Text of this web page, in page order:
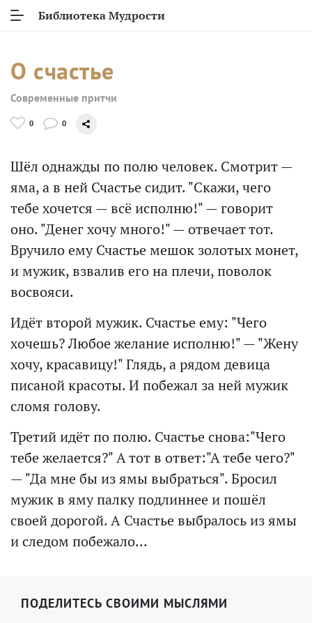
Библиотека Мудрости
О счастье
Современные притчи
0 0
Шёл однажды по полю человек. Смотрит —
яма, а в ней Счастье сидит. "Скажи, чего
тебе хочется — всё исполню!" — говорит
оно. "Денег хочу много!" — отвечает тот.
Вручило ему Счастье мешок золотых монет,
и мужик, взвалив его на плечи, поволок
восвояси.
Идёт второй мужик. Счастье ему: "Чего
хочешь? Любое желание исполню!" — "Жену
хочу, красавицу!" Глядь, а рядом девица
писаной красоты. И побежал за ней мужик
сломя голову.
Третий идёт по полю. Счастье снова:"Чего
тебе желается?" А тот в ответ:"А тебе чего?"
— "Да мне бы из ямы выбраться". Бросил
мужик в яму палку подлиннее и пошёл
своей дорогой. А Счастье выбралось из ямы
и следом побежало...
ПОДЕЛИТЕСЬ СВОИМИ МЫСЛЯМИ